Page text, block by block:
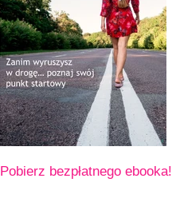
Pobierz bezpłatnego ebooka!